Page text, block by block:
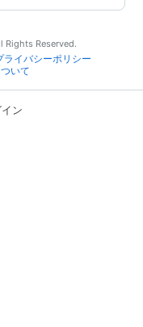
Rights Reserved.
ライバシーポリシー
いて
ン